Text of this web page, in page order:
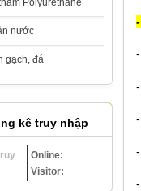
Giá:Liên hệ
Membrane
Liên hệ
Polyurethane
nước
gạch, đá
kê truy nhập
Online:
Visitor: